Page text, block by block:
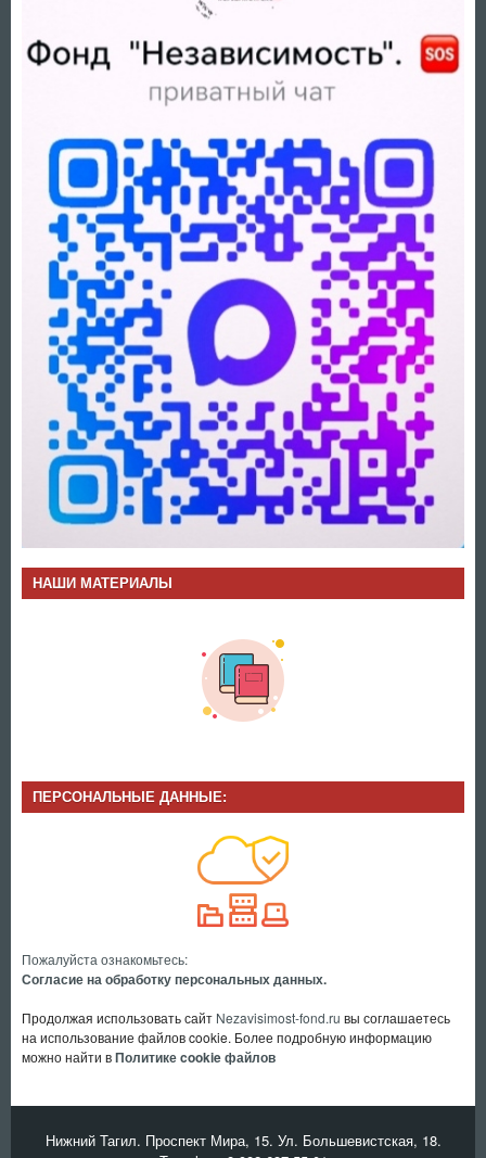
НАШИ МАТЕРИАЛЫ
ПЕРСОНАЛЬНЫЕ ДАННЫЕ:
Пожалуйста ознакомьтесь:
Согласие на обработку персональных данных.
Продолжая использовать сайт Nezavisimost-fond.ru вы соглашаетесь
на использование файлов cookie. Более подробную информацию
можно найти вПолитике cookie файлов
Нижний Тагил. Проспект Мира, 15. Ул. Большевистская, 18.